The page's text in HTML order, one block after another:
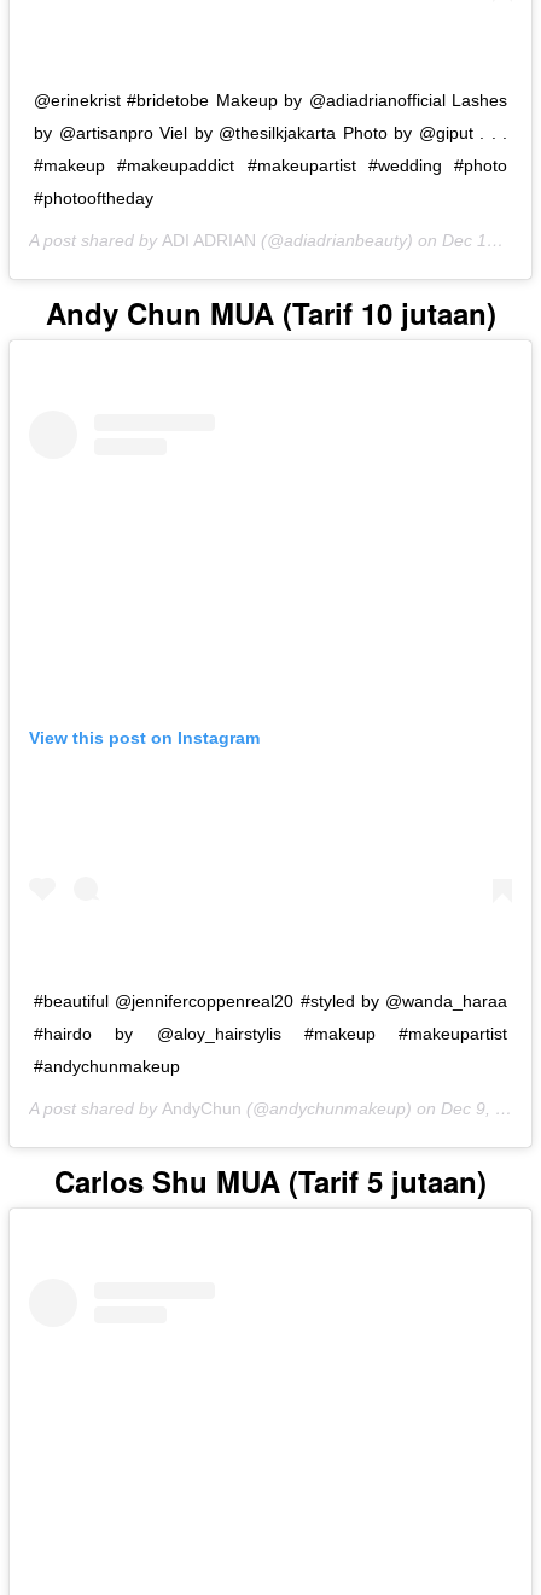
@erinekrist #bridetobe Makeup by @adiadrianofficial Lashes
by @artisanpro Viel by @thesilkjakarta Photo by @giput . . .
#makeup #makeupaddict #makeupartist #wedding #photo
#photooftheday
A post shared by ADI ADRIAN (@adiadrianbeauty) on Dec 12, 2019 at 11:23pm PST
Andy Chun MUA (Tarif 10 jutaan)
View this post on Instagram
#beautiful @jennifercoppenreal20 #styled by @wanda_haraa
#hairdo by @aloy_hairstylis #makeup #makeupartist
#andychunmakeup
A post shared by AndyChun (@andychunmakeup) on Dec 9, 2019 at 10:39pm PST
Carlos Shu MUA (Tarif 5 jutaan)